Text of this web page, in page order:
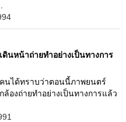
นหน้าถ่ายทำอย่างเป็นทางการ
นได้ทราบว่าตอนนี้ภาพยนตร์
ล้องถ่ายทำอย่างเป็นทางการแล้ว